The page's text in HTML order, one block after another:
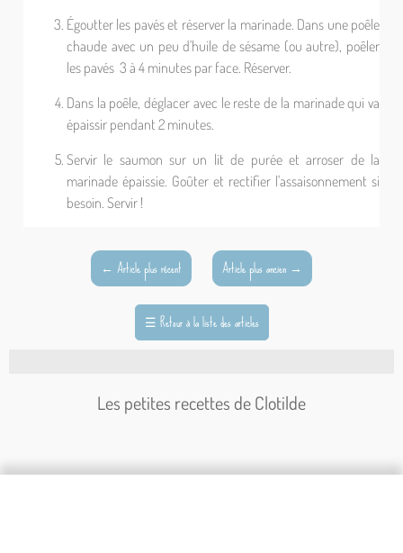
Égoutter les pavés et réserver la marinade. Dans une poêle
chaude avec un peu d'huile de sésame (ou autre), poêler
les pavés 3 à 4 minutes par face. Réserver.
Dans la poêle, déglacer avec le reste de la marinade qui va
épaissir pendant 2 minutes.
Servir le saumon sur un lit de purée et arroser de la
marinade épaissie. Goûter et rectifier l'assaisonnement si
besoin. Servir !
← Article plus récent Article plus ancien →
☰Retour à la liste des articles
Les petites recettes de Clotilde